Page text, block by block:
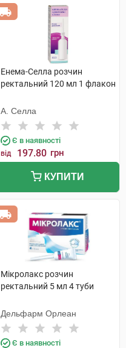
Енема-Селла розчин
ректальний 120 мл 1 флакон
А. Селла
Є в наявності
від 197.80 грн
КУПИТИ
Мікролакс розчин
ректальний 5 мл 4 туби
Дельфарм Орлеан
Є в наявності